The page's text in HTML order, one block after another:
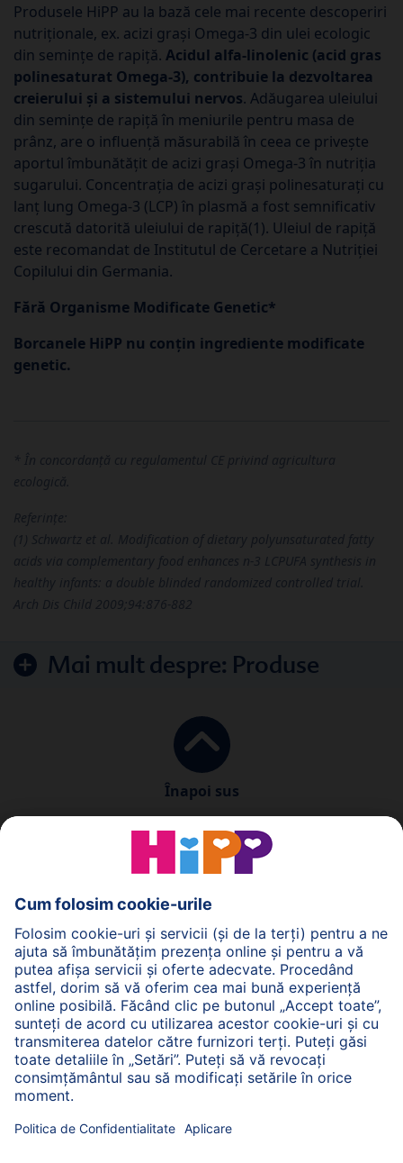
Produsele HiPP au la bază cele mai recente descoperiri
nutriționale, ex. acizi grași Omega-3 din ulei ecologic
din semințe de rapiță. Acidul alfa-linolenic (acid gras
polinesaturat Omega-3), contribuie la dezvoltarea
creierului și a sistemului nervos. Adăugarea uleiului
din semințe de rapiță în meniurile pentru masa de
prânz, are o influență măsurabilă în ceea ce privește
aportul îmbunătățit de acizi grași Omega-3 în nutriția
sugarului. Concentrația de acizi grași polinesaturați cu
lanț lung Omega-3 (LCP) în plasmă a fost semnificativ
crescută datorită uleiului de rapiță(1). Uleiul de rapiță
este recomandat de Institutul de Cercetare a Nutriției
Copilului din Germania.
Fără Organisme Modificate Genetic*
Borcanele HiPP nu conțin ingrediente modificate
genetic.
* În concordanță cu regulamentul CE privind agricultura
ecologică.
Referințe:
(1) Schwartz et al. Modification of dietary polyunsaturated fatty
acids via complementary food enhances n-3 LCPUFA synthesis in
healthy infants: a double blinded randomized controlled trial.
Arch Dis Child 2009;94:876-882
Mai mult despre: Produse
Înapoi sus
Politica de Confidenţialitate
Termenii generali pentru utilizarea serviciilor noastre
web
Imprimare
Despre HiPP Contact
Transmiterea datelor este securizată prin criptare.